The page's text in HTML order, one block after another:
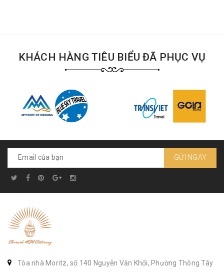
KHÁCH HÀNG TIÊU BIỂU ĐÃ PHỤC VỤ
GỬI NGAY
Tòa nhà Moritz, số 140 Nguyễn Văn Khối, Phường Thông Tây